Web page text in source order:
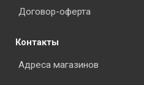
Договор-оферта
Контакты
Адреса магазинов